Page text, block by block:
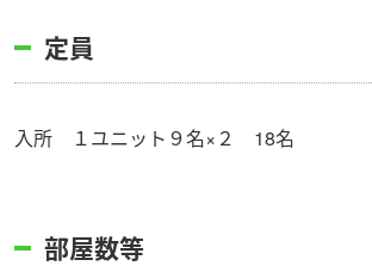
定員
入所 １ユニット９名×２ 18名
部屋数等